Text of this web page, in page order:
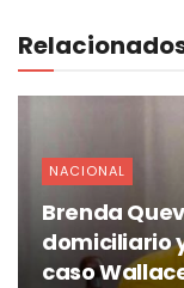
NACIONAL
Brenda
domiciliario
caso